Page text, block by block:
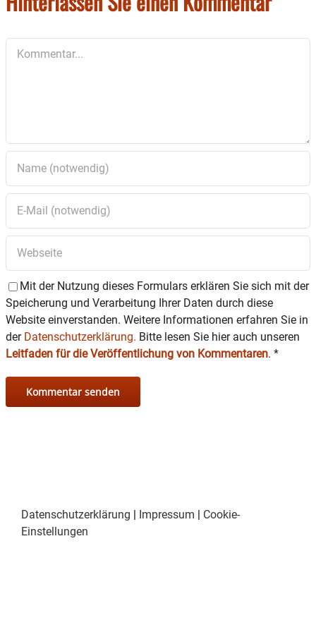
Mit der Nutzung dieses Formulars erklären Sie sich mit der
Speicherung und Verarbeitung Ihrer Daten durch diese
Website einverstanden. Weitere Informationen erfahren Sie in
der Datenschutzerklärung. Bitte lesen Sie hier auch unseren
Leitfaden für die Veröffentlichung von Kommentaren. *
Datenschutzerklärung | Impressum | Cookie-
Einstellungen